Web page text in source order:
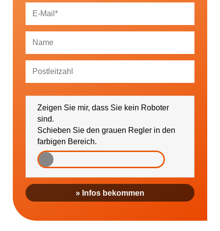
Veranstaltungen sowie regionale Ereignisse (falls
gewünscht bitte PLZ eintragen) informieren darf.
Zeigen Sie mir, dass Sie kein Roboter
sind.
Schieben Sie den grauen Regler in den
farbigen Bereich.
» Infos bekommen